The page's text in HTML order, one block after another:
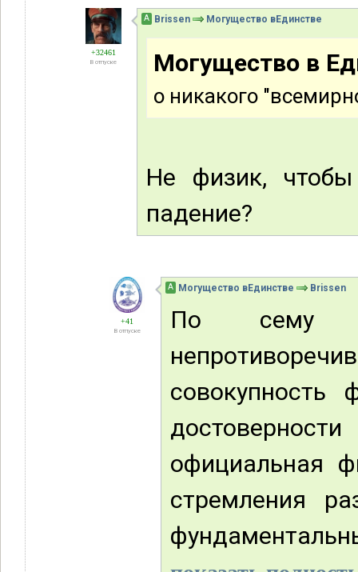
+32461
В отпуске
А Brissen Могущество вЕдинстве
Могущество в
о никакого
Не физик,
падение?
+41
В отпуске
А Могущество вЕдинстве Brissen
По сему
официальная
стремления